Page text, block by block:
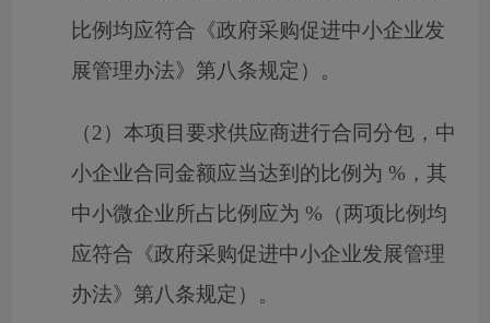
比例均应符合《政府采购促进中小企业发
展管理办法》第八条规定）。
（2）本项目要求供应商进行合同分包，中
小企业合同金额应当达到的比例为 % ，其
中小微企业所占比例应为 % （两项比例均
应符合《政府采购促进中小企业发展管理
办法》第八条规定）。